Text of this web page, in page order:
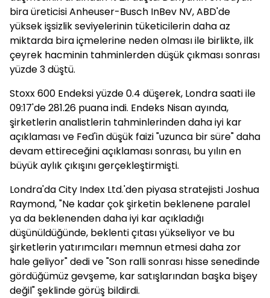
bira üreticisi Anheuser-Busch InBev NV, ABD'de
yüksek işsizlik seviyelerinin tüketicilerin daha az
miktarda bira içmelerine neden olması ile birlikte, ilk
çeyrek hacminin tahminlerden düşük çıkması sonrası
yüzde 3 düştü.
Stoxx 600 Endeksi yüzde 0.4 düşerek, Londra saati ile
09:17'de 281.26 puana indi. Endeks Nisan ayında,
şirketlerin analistlerin tahminlerinden daha iyi kar
açıklaması ve Fed'in düşük faizi "uzunca bir süre" daha
devam ettireceğini açıklaması sonrası, bu yılın en
büyük aylık çıkışını gerçekleştirmişti.
Londra'da City Index Ltd.'den piyasa stratejisti Joshua
Raymond, "Ne kadar çok şirketin beklenene paralel
ya da beklenenden daha iyi kar açıkladığı
düşünüldüğünde, beklenti çıtası yükseliyor ve bu
şirketlerin yatırımcıları memnun etmesi daha zor
hale geliyor" dedi ve "Son ralli sonrası hisse senedinde
gördüğümüz gevşeme, kar satışlarından başka bişey
değil" şeklinde görüş bildirdi.